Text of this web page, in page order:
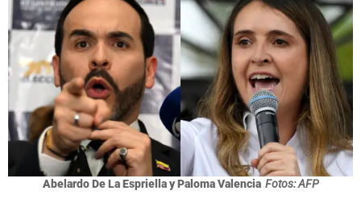
Abelardo De La Espriella y Paloma Valencia Fotos: AFP